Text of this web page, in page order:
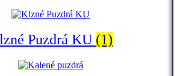
Puzdrá KU (1)